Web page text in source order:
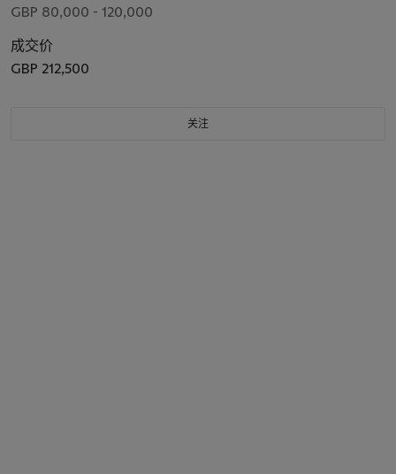
GBP 80,000 - 120,000
成交价
GBP 212,500
关注